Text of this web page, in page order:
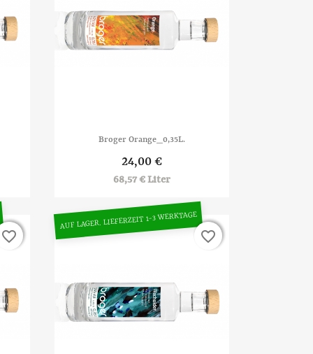
Vorschau
Broger Orange_0,35L.
24,00 €
68,57 € Liter
favorite_border
favorite_border
AUF LAGER. LIEFERZEIT 1-3 WERKTAGE
favorite_border
favorite_border